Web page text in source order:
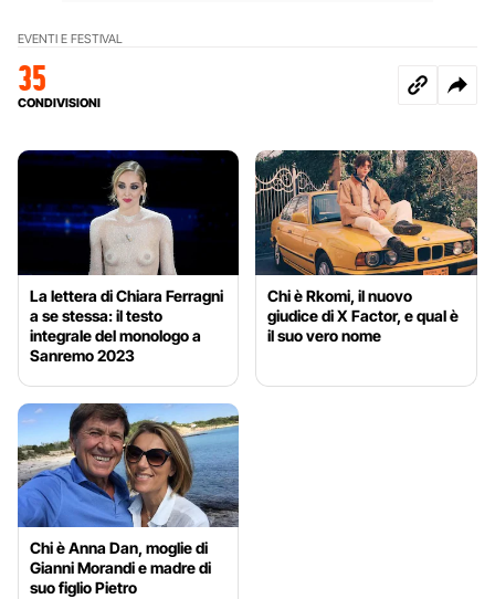
EVENTI E FESTIVAL
35
CONDIVISIONI
La lettera di Chiara Ferragni
a se stessa: il testo
integrale del monologo a
Sanremo 2023
Chi è Rkomi, il nuovo
giudice di X Factor, e qual è
il suo vero nome
Chi è Anna Dan, moglie di
Gianni Morandi e madre di
suo figlio Pietro